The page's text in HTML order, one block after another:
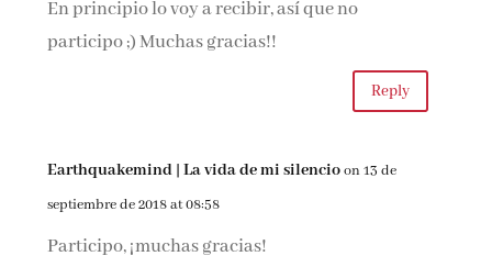
En principio lo voy a recibir, así que no
participo ;) Muchas gracias!!
Reply
Earthquakemind | La vida de mi silencioon 13 de
septiembre de 2018 at 08:58
Participo, ¡muchas gracias!